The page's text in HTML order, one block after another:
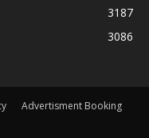
3187
3086
Advertisment Booking